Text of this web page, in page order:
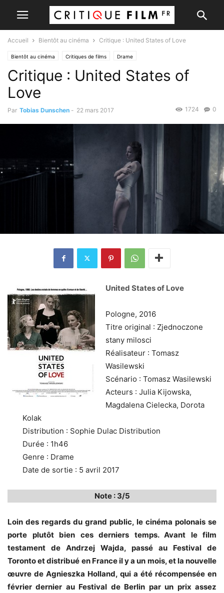
Accueil Bientôt au cinéma Critique : United States of Love
Bientôt au cinéma Critiques de films Drame
Critique : United States of
Love
Par Tobias Dunschen - 22 mars 2017 0
1724
United States of Love
Pologne, 2016
Titre original : Zjednoczone
stany milosci
Réalisateur : Tomasz
Wasilewski
Scénario : Tomasz Wasilewski
Acteurs : Julia Kijowska,
Magdalena Cielecka, Dorota
Kolak
Distribution : Sophie Dulac Distribution
Durée : 1h46
Genre : Drame
Date de sortie : 5 avril 2017
Note : 3/5
Loin des regards du grand public, le cinéma polonais se
porte plutôt bien ces derniers temps. Avant le film
testament de Andrzej Wajda, passé au Festival de
Toronto et distribué en France il y a un mois, et la nouvelle
œuvre de Agnieszka Holland, qui a été récompensée en
février dernier au Festival de Berlin par un prix assez